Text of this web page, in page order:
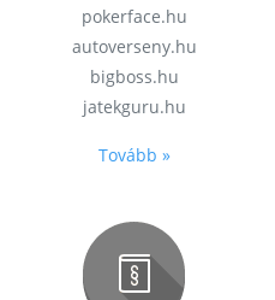
pokerface.hu
autoverseny.hu
bigboss.hu
jatekguru.hu
Tovább »